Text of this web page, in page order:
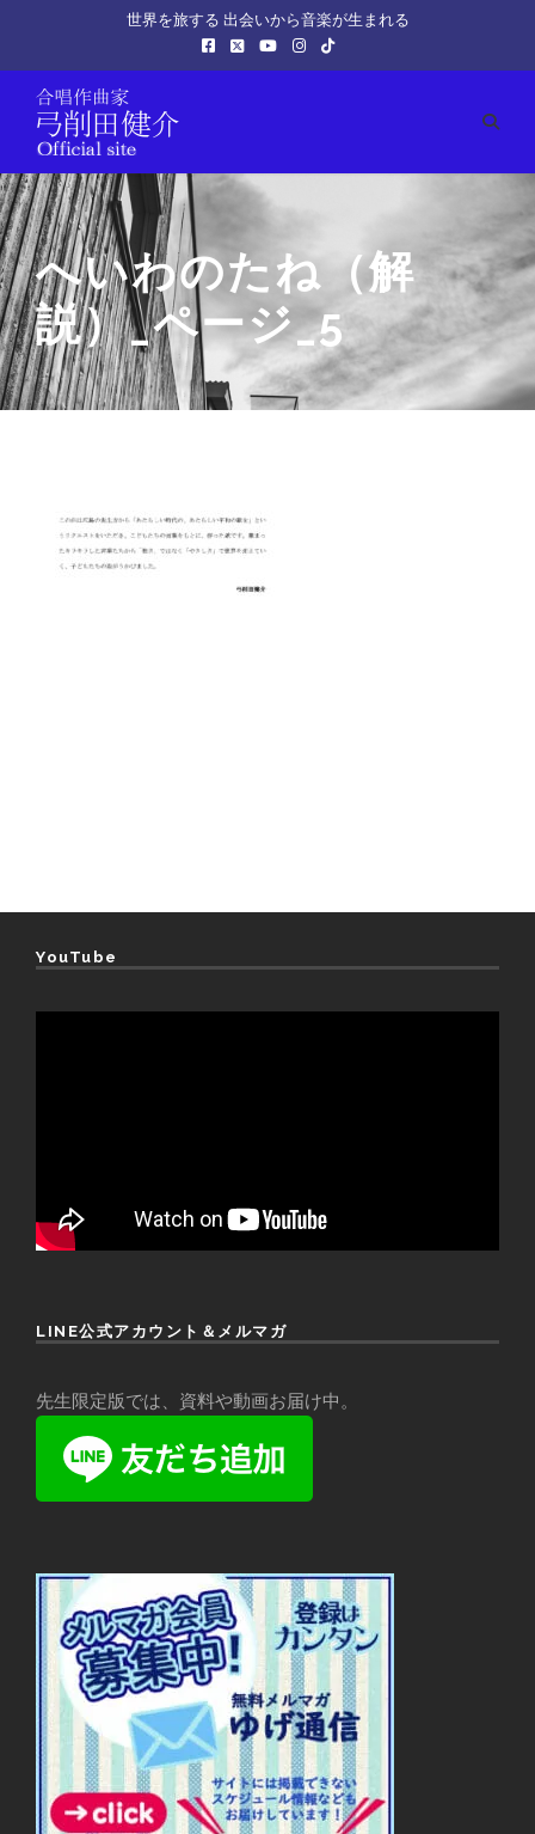
世界を旅する 出会いから音楽が生まれる
へいわのたね（解
説）_ページ_5
YouTube
LINE公式アカウント＆メルマガ
先生限定版では、資料や動画お届け中。